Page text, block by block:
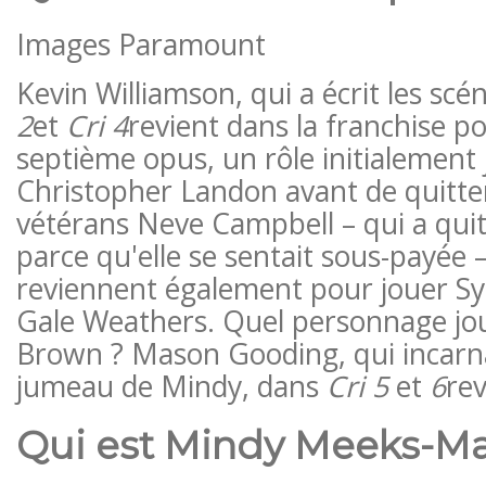
Images Paramount
Kevin Williamson, qui a écrit les
2et Cri 4revient dans la franchise
septième opus, un rôle initialement
Christopher Landon avant de
vétérans Neve Campbell – qui a
parce qu'elle se sentait sous-payée
reviennent également pour jouer
Gale Weathers. Quel personnage
Brown ? Mason Gooding, qui
jumeau de Mindy, dansCri 5et 6
Qui est Mindy Meeks-